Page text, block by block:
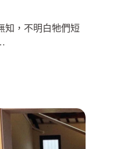
知，不明白牠們短